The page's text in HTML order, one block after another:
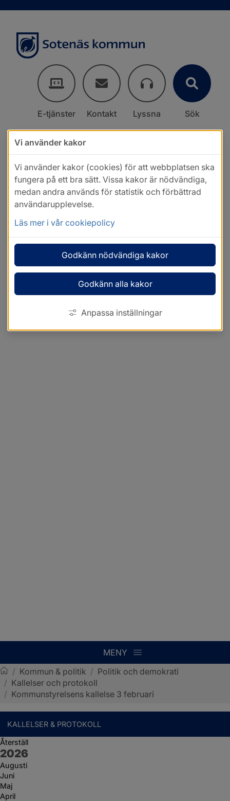
E-tjänster Kontakt Lyssna Sök
MENY
Sotenäs kommun
/ Kommun & politik / Politik och demokrati
/ Kallelser och protokoll
/ Kommunstyrelsens kallelse 3 februari
KALLELSER & PROTOKOLL
Återställ
År:
2026
Augusti
Juni
Maj
April
Vi använder kakor
Vi använder kakor (cookies) för att webbplatsen ska
fungera på ett bra sätt. Vissa kakor är nödvändiga,
medan andra används för statistik och förbättrad
användarupplevelse.
Läs mer i vår cookiepolicy
Godkänn nödvändiga kakor
Godkänn alla kakor
Anpassa inställningar